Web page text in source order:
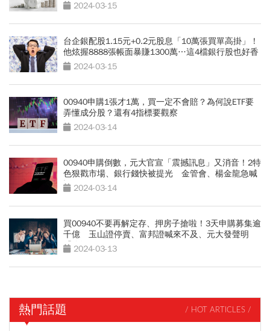
2024-03-15
台企銀配股1.15元+0.2元股息「10萬張買單高掛」！
他炫握8888張帳面暴賺1300萬…這4檔銀行股也好香
2024-03-15
00940申購1張才1萬，買一定不會賠？為何說ETF要
弄懂成分股？還有4指標要觀察
2024-03-14
00940申購倒數，元大官宣「震撼訊息」又消音！2特
色狠戳市場、銀行錢快被提光 金管會、楊金龍急喊
話 2024-03-14
買00940不要再解定存、押房子搶啦！3天申購募集逾
千億 玉山證停賣、富邦證喊來不及、元大發聲明
「降溫」
2024-03-13
熱門話題 / HOT ARTICLES /